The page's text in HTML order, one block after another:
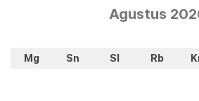
Agustus
Mg Sn Sl Rb